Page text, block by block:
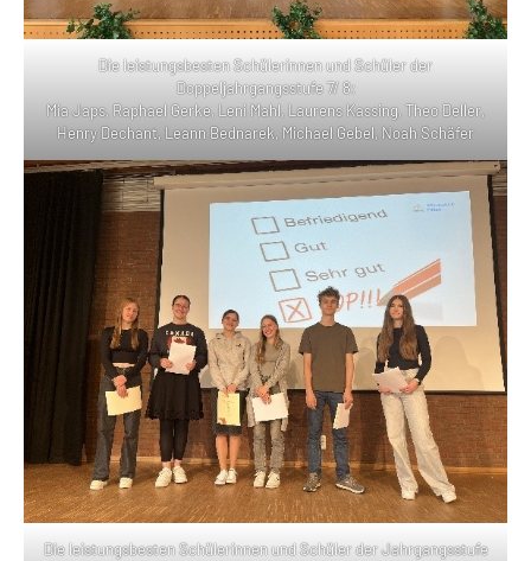
Die leistungsbesten Schülerinnen und Schüler der
Doppeljahrgangsstufe 7/ 8:
Mia Japs, Raphael Gerke, Leni Mahl, Laurens Kassing, Theo Deller,
Henry Dechant, Leann Bednarek, Michael Gebel, Noah Schäfer
Die leistungsbesten Schülerinnen und Schüler der Jahrgangsstufe